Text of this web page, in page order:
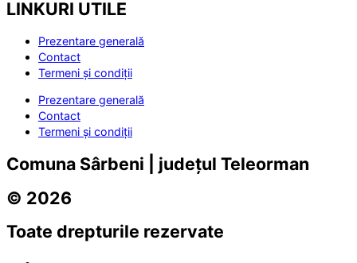
LINKURI UTILE
Prezentare generală
Contact
Termeni și condiții
Prezentare generală
Contact
Termeni și condiții
Comuna Sârbeni | județul Teleorman
© 2026
Toate drepturile rezervate